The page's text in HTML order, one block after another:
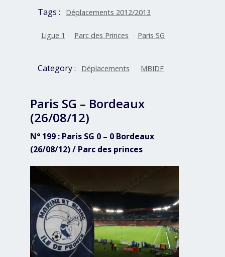
Tags : Déplacements 2012/2013
Ligue 1 Parc des Princes Paris SG
Category : Déplacements MBIDF
Paris SG – Bordeaux
(26/08/12)
N° 199 : Paris SG 0 – 0 Bordeaux
(26/08/12) / Parc des princes